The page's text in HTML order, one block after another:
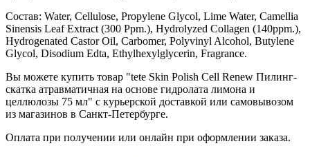
Состав: Water, Cellulose, Propylene Glycol, Lime Water, Camellia
Sinensis Leaf Extract (300 Ppm.), Hydrolyzed Collagen (140ppm.),
Hydrogenated Castor Oil, Carbomer, Polyvinyl Alcohol, Butylene
Glycol, Disodium Edta, Ethylhexylglycerin, Fragrance.
Вы можете купить товар "tete Skin Polish Сell Renew Пилинг-
скатка атравматичная на основе гидролата лимона и
целлюлозы 75 мл" с курьерской доставкой или самовывозом
из магазинов в Санкт-Петербурге.
Оплата при получении или онлайн при оформлении заказа.